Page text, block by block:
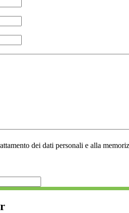
dei dati personali e alla